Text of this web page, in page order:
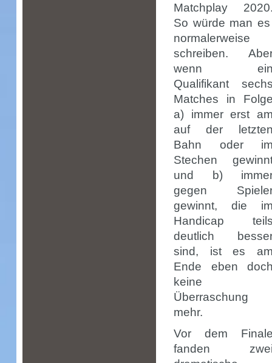
Matchplay
So würde man
normalerweise
schreiben.
wenn
Qualifikant
Matches in
a) immer erst
auf der
Bahn oder
Stechen
und b)
gegen
gewinnt, die
Handicap
deutlich
sind, ist es
Ende eben
keine
Überraschung
mehr.
Vor dem
fanden